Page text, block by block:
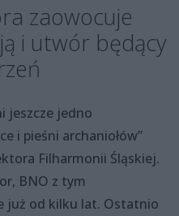
zaowocuje
i utwór będący
jeszcze jedno
i pieśni archaniołów”
Filharmonii Śląskiej.
BNO z tym
już od kilku lat. Ostatnio